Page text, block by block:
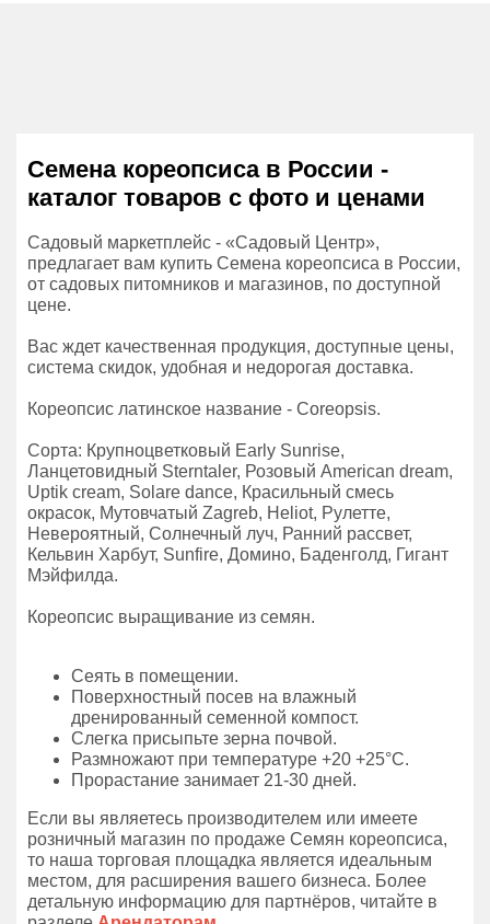
Семена кореопсиса в России -
каталог товаров с фото и ценами
Садовый маркетплейс - «Садовый Центр»,
предлагает вам купить Семена кореопсиса в России,
от садовых питомников и магазинов, по доступной
цене.
Вас ждет качественная продукция, доступные цены,
система скидок, удобная и недорогая доставка.
Кореопсис латинское название - Coreopsis.
Сорта: Крупноцветковый Early Sunrise,
Ланцетовидный Sterntaler, Розовый American dream,
Uptik cream, Solare dance, Красильный смесь
окрасок, Мутовчатый Zagreb, Heliot, Рулетте,
Невероятный, Солнечный луч, Ранний рассвет,
Кельвин Харбут, Sunfire, Домино, Баденголд, Гигант
Мэйфилда.
Кореопсис выращивание из семян.
Сеять в помещении.
Поверхностный посев на влажный
дренированный семенной компост.
Слегка присыпьте зерна почвой.
Размножают при температуре +20 +25°C.
Прорастание занимает 21-30 дней.
Если вы являетесь производителем или имеете
розничный магазин по продаже Семян кореопсиса,
то наша торговая площадка является идеальным
местом, для расширения вашего бизнеса. Более
детальную информацию для партнёров, читайте в